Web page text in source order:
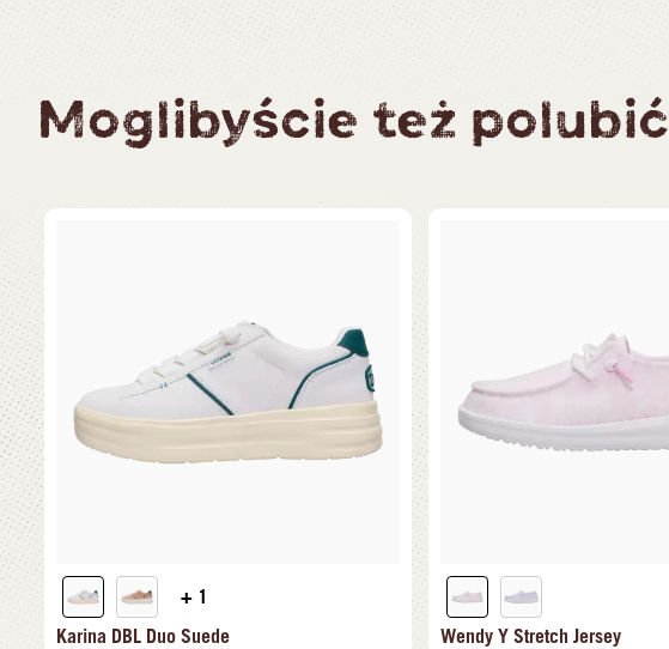
Moglibyście też polubić
+ 1
Karina DBL Duo Suede
Wendy Y Stretch Jersey